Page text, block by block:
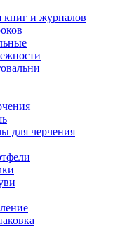
книг и журналов
для черчения